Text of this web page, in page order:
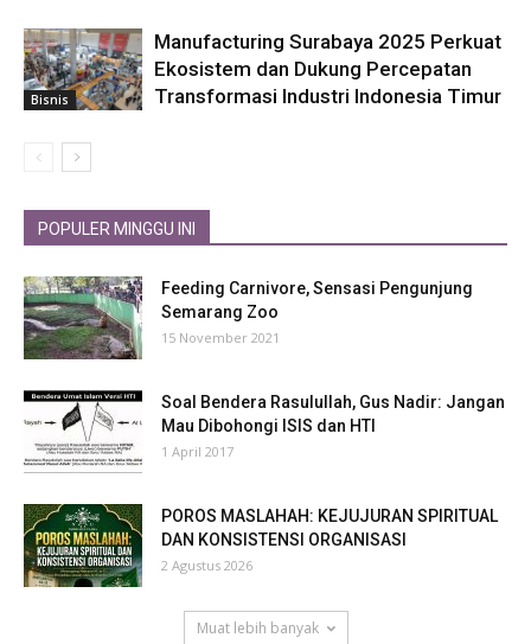
Bisnis
Manufacturing Surabaya 2025 Perkuat
Ekosistem dan Dukung Percepatan
Transformasi Industri Indonesia Timur
POPULER MINGGU INI
Feeding Carnivore, Sensasi Pengunjung
Semarang Zoo
15 November 2021
Soal Bendera Rasulullah, Gus Nadir: Jangan
Mau Dibohongi ISIS dan HTI
1 April 2017
POROS MASLAHAH: KEJUJURAN SPIRITUAL
DAN KONSISTENSI ORGANISASI
2 Agustus 2026
Muat lebih banyak